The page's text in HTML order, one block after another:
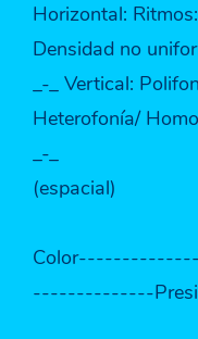
Horizontal:
Densidad no
_-_ Vertical:
Heterofonía/
_-_
(espacial)
--------------